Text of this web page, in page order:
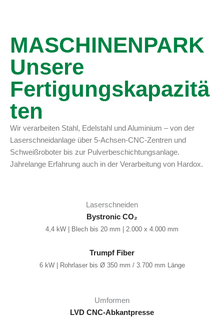
MASCHINENPARK
Unsere
Fertigungskapazitä
ten
Wir verarbeiten Stahl, Edelstahl und Aluminium – von der
Laserschneidanlage über 5-Achsen-CNC-Zentren und
Schweißroboter bis zur Pulverbeschichtungsanlage.
Jahrelange Erfahrung auch in der Verarbeitung von Hardox.
Laserschneiden
Bystronic CO₂
4,4 kW | Blech bis 20 mm | 2.000 x 4.000 mm
Trumpf Fiber
6 kW | Rohrlaser bis Ø 350 mm / 3.700 mm Länge
Umformen
LVD CNC-Abkantpresse